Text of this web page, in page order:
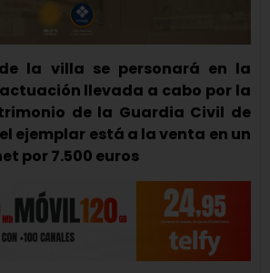
la villa se personará en la
llevada a cabo por la
de la Guardia Civil de
ejemplar está a la venta en un
por 7.500 euros